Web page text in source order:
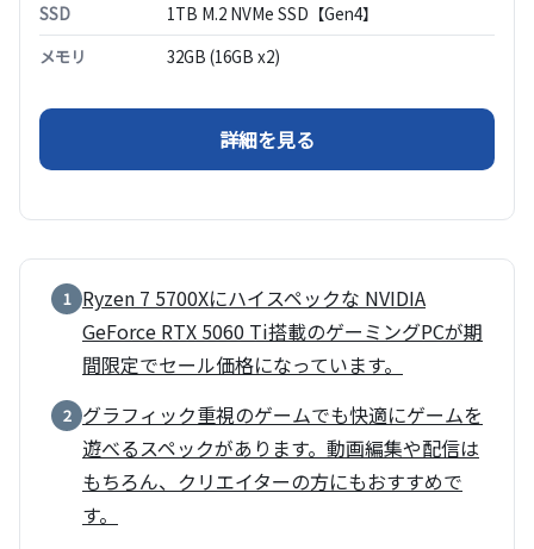
SSD
1TB M.2 NVMe SSD【Gen4】
メモリ
32GB (16GB x2)
詳細を見る
1 Ryzen 7 5700Xにハイスペックな NVIDIA
GeForce RTX 5060 Ti搭載のゲーミングPCが期
間限定でセール価格になっています。
2 グラフィック重視のゲームでも快適にゲームを
遊べるスペックがあります。動画編集や配信は
もちろん、クリエイターの方にもおすすめで
す。